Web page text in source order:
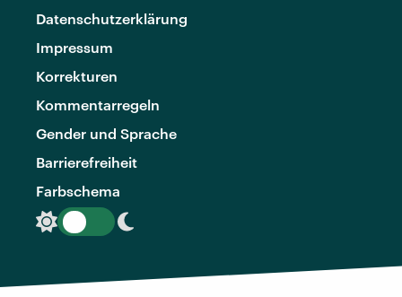
Datenschutzerklärung
Impressum
Korrekturen
Kommentarregeln
Gender und Sprache
Barrierefreiheit
Farbschema